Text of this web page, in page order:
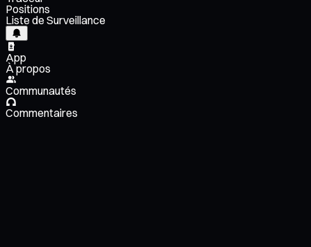
Positions
Liste de Surveillance
App
À propos
Communautés
Commentaires